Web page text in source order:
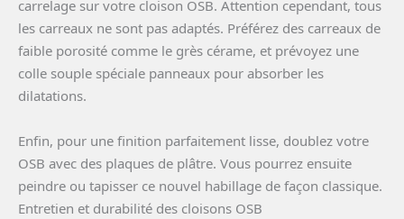
carrelage sur votre cloison OSB. Attention cependant, tous
les carreaux ne sont pas adaptés. Préférez des carreaux de
faible porosité comme le grès cérame, et prévoyez une
colle souple spéciale panneaux pour absorber les
dilatations.
Enfin, pour une finition parfaitement lisse, doublez votre
OSB avec des plaques de plâtre. Vous pourrez ensuite
peindre ou tapisser ce nouvel habillage de façon classique.
Entretien et durabilité des cloisons OSB